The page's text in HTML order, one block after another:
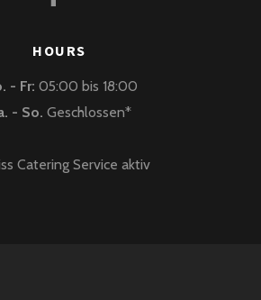
HOURS
- Fr: 05:00 bis 18:00
- So. Geschlossen*
Catering Service aktiv